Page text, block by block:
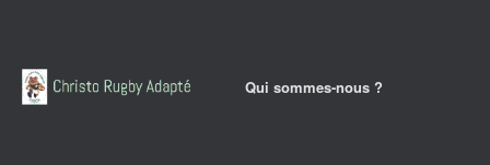
Qui sommes-nous ?